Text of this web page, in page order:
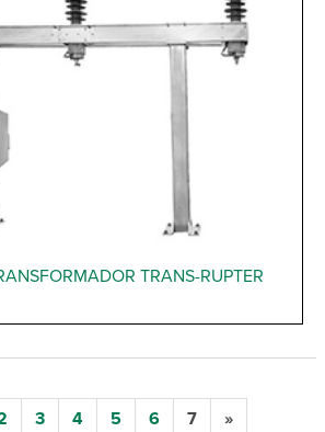
TRANS-RUPTER
3 4 5 6 7 »